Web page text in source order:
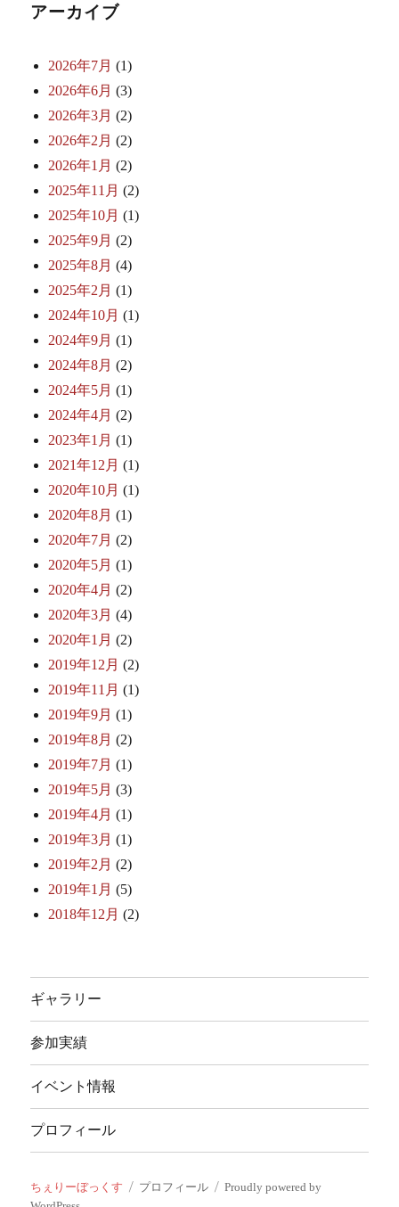
アーカイブ
2026年7月 (1)
2026年6月 (3)
2026年3月 (2)
2026年2月 (2)
2026年1月 (2)
2025年11月 (2)
2025年10月 (1)
2025年9月 (2)
2025年8月 (4)
2025年2月 (1)
2024年10月 (1)
2024年9月 (1)
2024年8月 (2)
2024年5月 (1)
2024年4月 (2)
2023年1月 (1)
2021年12月 (1)
2020年10月 (1)
2020年8月 (1)
2020年7月 (2)
2020年5月 (1)
2020年4月 (2)
2020年3月 (4)
2020年1月 (2)
2019年12月 (2)
2019年11月 (1)
2019年9月 (1)
2019年8月 (2)
2019年7月 (1)
2019年5月 (3)
2019年4月 (1)
2019年3月 (1)
2019年2月 (2)
2019年1月 (5)
2018年12月 (2)
ギャラリー
参加実績
イベント情報
プロフィール
ちぇりーぼっくす プロフィール
Proudly powered by